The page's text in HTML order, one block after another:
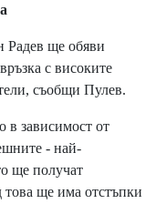
Радев ще обяви
с високите
съобщи Пулев.
в зависимост от
- най-
ще получат
това ще има отстъпки